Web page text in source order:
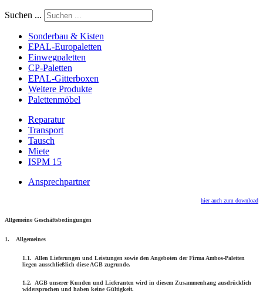
Suchen ...
Sonderbau & Kisten
EPAL-Europaletten
Einwegpaletten
CP-Paletten
EPAL-Gitterboxen
Weitere Produkte
Palettenmöbel
Reparatur
Transport
Tausch
Miete
ISPM 15
Ansprechpartner
hier auch zum download
Allgemeine Geschäftsbedingungen
1. Allgemeines
1.1. Allen Lieferungen und Leistungen sowie den Angeboten der Firma Ambos-Paletten
liegen ausschließlich diese AGB zugrunde.
1.2. AGB unserer Kunden und Lieferanten wird in diesem Zusammenhang ausdrücklich
widersprochen und haben keine Gültigkeit.